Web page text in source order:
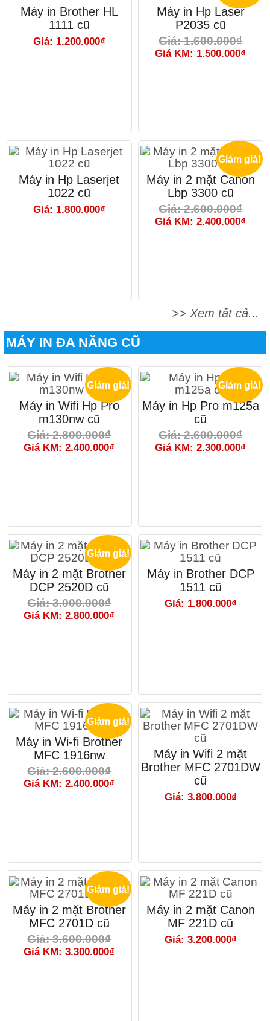
Máy in Brother HL
1111 cũ
Giá: 1.200.000₫
Máy in Hp Laser
P2035 cũ
Giá: 1.600.000₫
Giá KM: 1.500.000₫
Máy in Hp Laserjet
1022 cũ
Giá: 1.800.000₫
Giảm giá!
Máy in 2 mặt Canon
Lbp 3300 cũ
Giá: 2.600.000₫
Giá KM: 2.400.000₫
>> Xem tất cả...
MÁY IN ĐA NĂNG CŨ
Giảm giá!
Máy in Wifi Hp Pro
m130nw cũ
Giá: 2.800.000₫
Giá KM: 2.400.000₫
Giảm giá!
Máy in Hp Pro m125a
cũ
Giá: 2.600.000₫
Giá KM: 2.300.000₫
Giảm giá!
Máy in 2 mặt Brother
DCP 2520D cũ
Giá: 3.000.000₫
Giá KM: 2.800.000₫
Máy in Brother DCP
1511 cũ
Giá: 1.800.000₫
Giảm giá!
Máy in Wi-fi Brother
MFC 1916nw
Giá: 2.600.000₫
Giá KM: 2.400.000₫
Máy in Wifi 2 mặt
Brother MFC 2701DW
cũ
Giá: 3.800.000₫
Giảm giá!
Máy in 2 mặt Brother
MFC 2701D cũ
Giá: 3.600.000₫
Giá KM: 3.300.000₫
Máy in 2 mặt Canon
MF 221D cũ
Giá: 3.200.000₫